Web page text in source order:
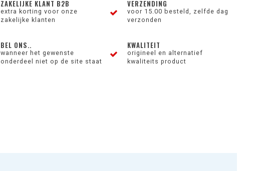
ZAKELIJKE KLANT B2B
extra korting voor onze
zakelijke klanten
VERZENDING
voor 15.00 besteld, zelfde dag
verzonden
BEL ONS..
wanneer het gewenste
onderdeel niet op de site staat
KWALITEIT
origineel en alternatief
kwaliteits product